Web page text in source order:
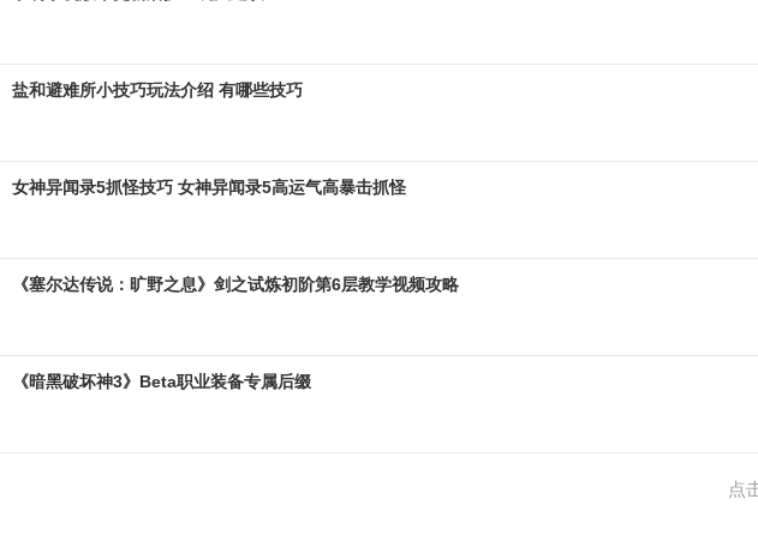
盐和避难所小技巧玩法介绍 有哪些技巧
女神异闻录5抓怪技巧 女神异闻录5高运气高暴击抓怪
《塞尔达传说：旷野之息》剑之试炼初阶第6层教学视频攻略
《暗黑破坏神3》Beta职业装备专属后缀
点